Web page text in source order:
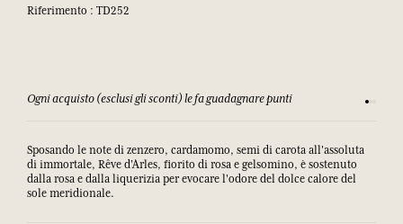
Riferimento : TD252
Ogni acquisto (esclusi gli sconti) le fa guadagnare punti
Sposando le note di zenzero, cardamomo, semi di carota all'assoluta
di immortale, Rêve d’Arles, fiorito di rosa e gelsomino, è sostenuto
dalla rosa e dalla liquerizia per evocare l'odore del dolce calore del
sole meridionale.